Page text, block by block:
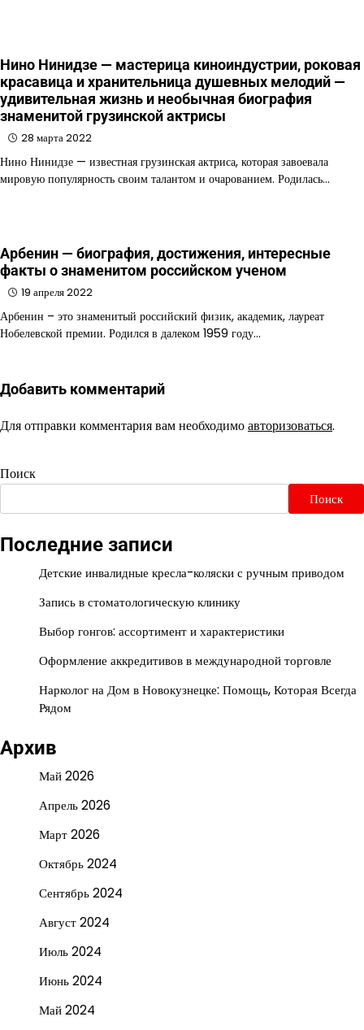
Нино Нинидзе — мастерица киноиндустрии, роковая
красавица и хранительница душевных мелодий —
удивительная жизнь и необычная биография
знаменитой грузинской актрисы
28 марта 2022
Нино Нинидзе — известная грузинская актриса, которая завоевала
мировую популярность своим талантом и очарованием. Родилась…
Арбенин — биография, достижения, интересные
факты о знаменитом российском ученом
19 апреля 2022
Арбенин – это знаменитый российский физик, академик, лауреат
Нобелевской премии. Родился в далеком 1959 году…
Добавить комментарий
Для отправки комментария вам необходимоавторизоваться.
Поиск
Поиск
Последние записи
Детские инвалидные кресла-коляски с ручным приводом
Запись в стоматологическую клинику
Выбор гонгов: ассортимент и характеристики
Оформление аккредитивов в международной торговле
Нарколог на Дом в Новокузнецке: Помощь, Которая Всегда
Рядом
Архив
Май 2026
Апрель 2026
Март 2026
Октябрь 2024
Сентябрь 2024
Август 2024
Июль 2024
Июнь 2024
Май 2024